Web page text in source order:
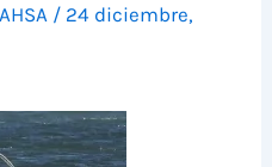
AHSA / 24 diciembre,